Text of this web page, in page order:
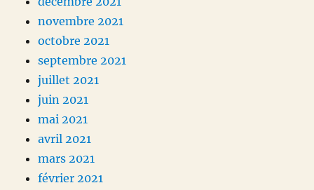
novembre 2021
octobre 2021
septembre 2021
juillet 2021
juin 2021
mai 2021
avril 2021
mars 2021
février 2021